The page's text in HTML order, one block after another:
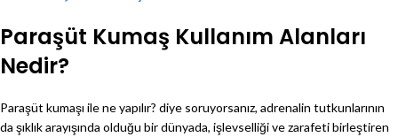
Paraşüt Kumaş Kullanım Alanları
Nedir?
Paraşüt kumaşı ile ne yapılır? diye soruyorsanız, adrenalin tutkunlarının
da şıklık arayışında olduğu bir dünyada, işlevselliği ve zarafeti birleştiren